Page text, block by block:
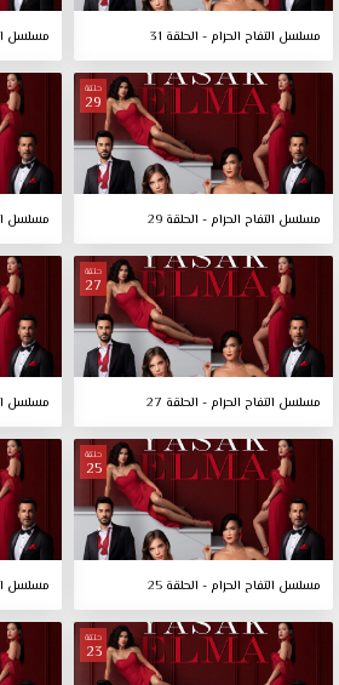
مسلسل التفاح الحرام - الحلقة 31 مسلسل
حلقة
29
مسلسل التفاح الحرام - الحلقة 29 مسلسل
حلقة
27
مسلسل التفاح الحرام - الحلقة 27 مسلسل
حلقة
25
مسلسل التفاح الحرام - الحلقة 25 مسلسل
حلقة
23